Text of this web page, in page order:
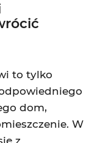
to tylko
dom,
W
z